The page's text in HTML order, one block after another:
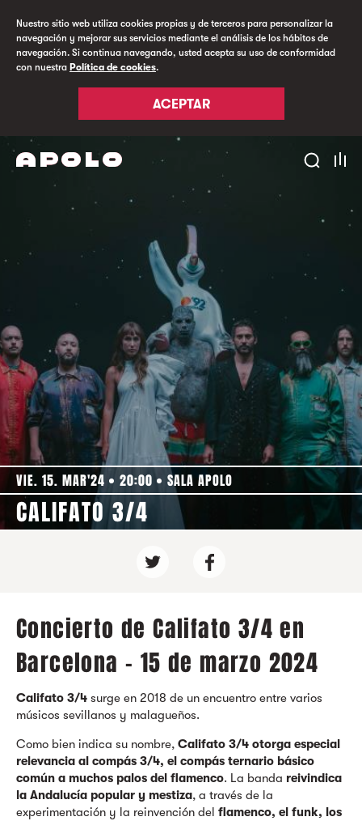
Nuestro sitio web utiliza cookies propias y de terceros para personalizar la
navegación y mejorar sus servicios mediante el análisis de los hábitos de
navegación. Si continua navegando, usted acepta su uso de conformidad
con nuestra Política de cookies.
ACEPTAR
VIE. 15. MAR'24 20:00 SALA APOLO
CALIFATO 3/4
Concierto de Califato 3/4 en
Barcelona - 15 de marzo 2024
Califato 3/4 surge en 2018 de un encuentro entre varios
músicos sevillanos y malagueños.
Como bien indica su nombre, Califato 3/4 otorga especial
relevancia al compás 3/4, el compás ternario básico
común a muchos palos del flamenco. La banda reivindica
la Andalucía popular y mestiza, a través de la
experimentación y la reinvención del flamenco, el funk, los